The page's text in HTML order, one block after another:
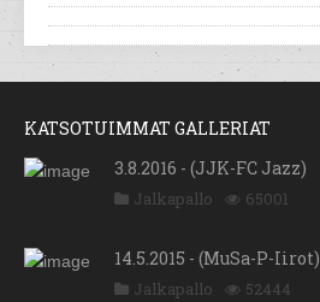
KATSOTUIMMAT GALLERIAT
3.8.2016 - (JJK-FC Jazz)
Jalkapallo 65001
14.5.2015 - (MuSa-P-Iirot)
Jalkapallo 52444